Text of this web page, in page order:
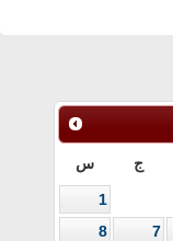
ج س
1
7
8